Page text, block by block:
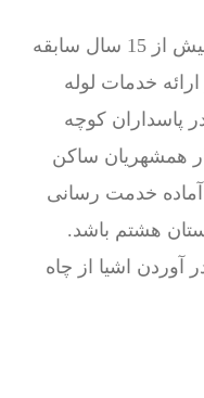
گروه فنی آذین گستر آچاگ ، با بیش از 15 سال سابقه
خدمات لوله
پاسداران کوچه
همشهریان ساکن
خدمت رسانی
هشتم باشد.
آوردن اشیا از چاه